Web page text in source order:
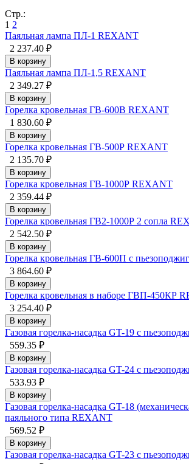
Стр.:
1 2
Паяльная лампа ПЛ-1 REXANT
2 237.40 ₽
В корзину
Паяльная лампа ПЛ-1,5 REXANT
2 349.27 ₽
В корзину
Горелка кровельная ГВ-600В REXANT
1 830.60 ₽
В корзину
Горелка кровельная ГВ-500Р REXANT
2 135.70 ₽
В корзину
Горелка кровельная ГВ-1000Р REXANT
2 359.44 ₽
В корзину
Горелка кровельная ГВ2-1000Р 2 сопла
2 542.50 ₽
В корзину
Горелка кровельная ГВ-600П с
3 864.60 ₽
В корзину
Горелка кровельная в наборе ГВП-450КР
3 254.40 ₽
В корзину
Газовая горелка-насадка GT-19 с
559.35 ₽
В корзину
Газовая горелка-насадка GT-24 с
533.93 ₽
В корзину
Газовая горелка-насадка GT-18
паяльного типа REXANT
569.52 ₽
В корзину
Газовая горелка-насадка GT-23 с